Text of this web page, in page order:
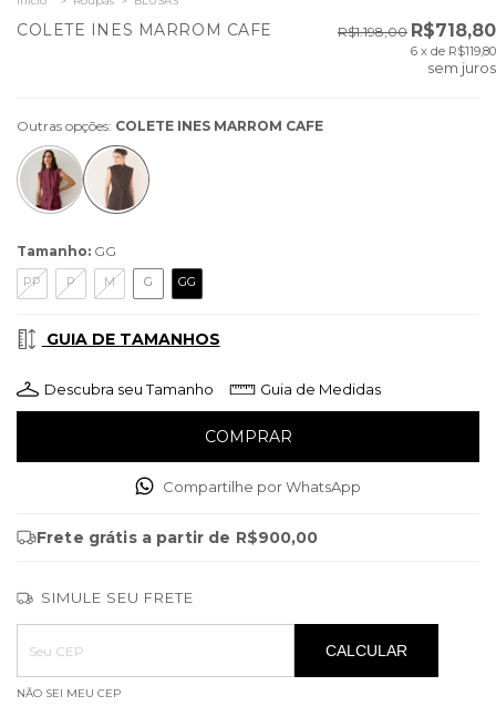
COLETE INES MARROM CAFE R$1.198,00 R$718,80
6 x de R$119,80
sem juros
Outras opções: COLETE INES MARROM CAFE
Tamanho: GG
PP P M G GG
GUIA DE TAMANHOS
Descubra seu Tamanho Guia de Medidas
Compartilhe por WhatsApp
Frete grátis a partir de R$900,00
SIMULE SEU FRETE
Entregas para o CEP:
ALTERAR CEP
CALCULAR
NÃO SEI MEU CEP